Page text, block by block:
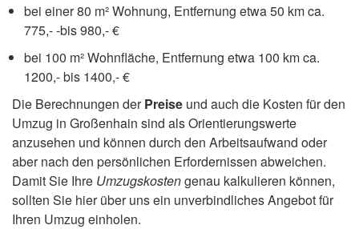
bei einer 80 m² Wohnung, Entfernung etwa 50 km ca.
775,- -bis 980,- €
bei 100 m² Wohnfläche, Entfernung etwa 100 km ca.
1200,- bis 1400,- €
Die Berechnungen derPreise und auch die Kosten für den
Umzug in Großenhain sind als Orientierungswerte
anzusehen und können durch den Arbeitsaufwand oder
aber nach den persönlichen Erfordernissen abweichen.
Damit Sie Ihre Umzugskostengenau kalkulieren können,
sollten Sie hier über uns ein unverbindliches Angebot für
Ihren Umzug einholen.